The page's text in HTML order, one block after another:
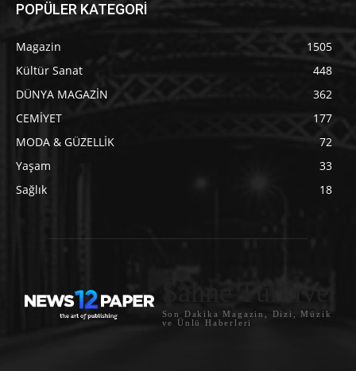
POPÜLER KATEGORİ
Magazin
1505
Kültür Sanat
448
DÜNYA MAGAZİN
362
CEMİYET
177
MODA & GÜZELLİK
72
Yaşam
33
Sağlık
18
Sahne Türkiye
Son Dakika Magazin, Dizi, Müzik
ve Ünlü Haberleri